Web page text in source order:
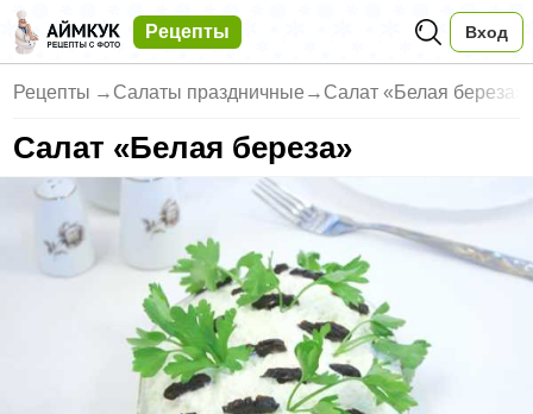
Рецепты Вход
Рецепты → Салаты праздничные → Салат «Белая береза»
Салат «Белая береза»